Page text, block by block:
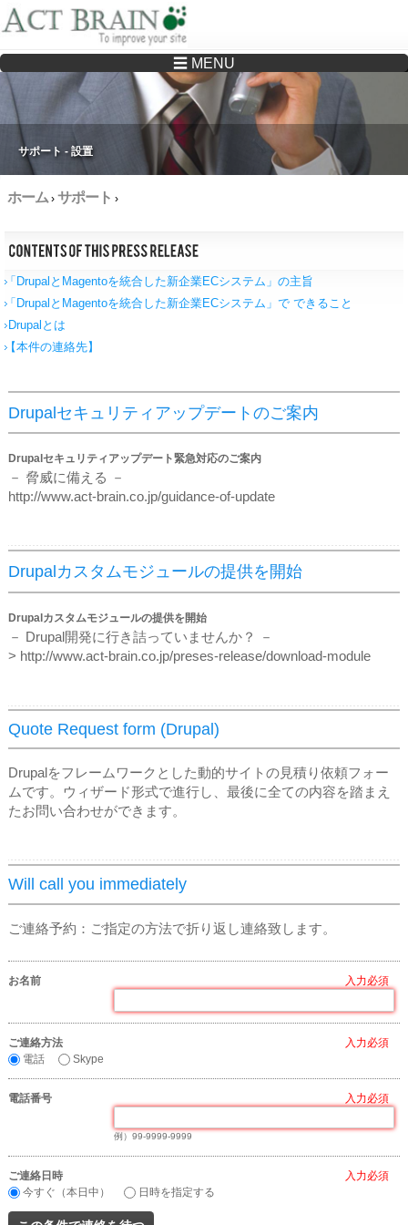
Drupalサイトの制作・保守をどこに頼んでいいか分からない方へ…まずはご相談く
ださい
☰ MENU
サポート - 設置
ホーム› サポート ›
「DrupalとMagentoを統合した新企業ECシステム」の主旨
「DrupalとMagentoを統合した新企業ECシステム」で できること
Drupalとは
【本件の連絡先】
Drupalセキュリティアップデートのご案内
Drupalセキュリティアップデート緊急対応のご案内
－ 脅威に備える －
http://www.act-brain.co.jp/guidance-of-update
Drupalカスタムモジュールの提供を開始
Drupalカスタムモジュールの提供を開始
－ Drupal開発に行き詰っていませんか？ －
> http://www.act-brain.co.jp/preses-release/download-module
Quote Request form (Drupal)
Drupalをフレームワークとした動的サイトの見積り依頼フォー
ムです。ウィザード形式で進行し、最後に全ての内容を踏まえ
たお問い合わせができます。
Will call you immediately
ご連絡予約：ご指定の方法で折り返し連絡致します。
お名前
ご連絡方法
電話
Skype
電話番号
例）99-9999-9999
ご連絡日時
今すぐ（本日中）
日時を指定する